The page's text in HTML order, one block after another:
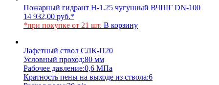
Пожарный гидрант Н-1.25 чугунный ВЧШГ DN-100
14 932,00 руб.*
*при покупке от 21 шт. В корзину
Лафетный ствол СЛК-П20
Условный проход:80 мм
Рабочее давление:0,6 МПа
Кратность пены на выходе из ствола:6